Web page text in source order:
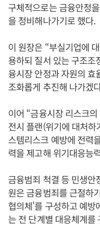
구체적으로는 금융안정
을 정비해나가기로 했다.
이 원장은 “부실기업에
용하되 질서 있는 구조
융시장 안정과 자원의
조화롭게 추진해 나가겠
이어 “금융시장 리스크
전시 플랜(위기에 대처
스템리스크 예방에 전력
력을 제고해 위기대응능
금융범죄 척결 등 민생
원은 금융범죄를 근절하
협의체'를 구성하고 예방
는 전 단계별 대응체계를